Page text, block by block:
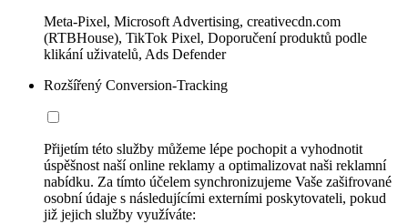
Meta-Pixel, Microsoft Advertising, creativecdn.com
(RTBHouse), TikTok Pixel, Doporučení produktů podle
klikání uživatelů, Ads Defender
Rozšířený Conversion-Tracking
Přijetím této služby můžeme lépe pochopit a vyhodnotit
úspěšnost naší online reklamy a optimalizovat naši reklamní
nabídku. Za tímto účelem synchronizujeme Vaše zašifrované
osobní údaje s následujícími externími poskytovateli, pokud
již jejich služby využíváte: